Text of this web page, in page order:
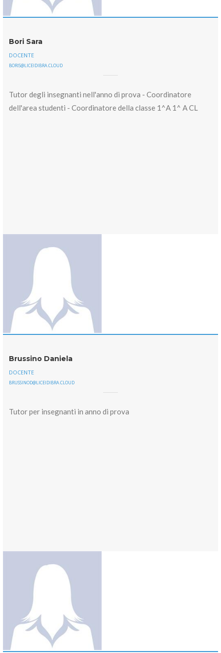
Bori Sara
DOCENTE
BORIS@LICEIDIBRA.CLOUD
Tutor degli insegnanti nell'anno di prova - Coordinatore
dell'area studenti - Coordinatore della classe 1^A 1^ A CL
Brussino Daniela
DOCENTE
BRUSSINOD@LICEIDIBRA.CLOUD
Tutor per insegnanti in anno di prova